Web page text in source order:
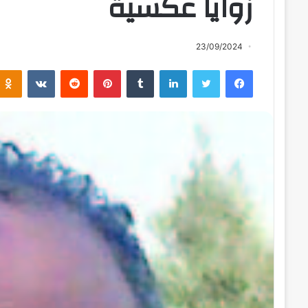
23/09/2024
فيسبوك تويتر لينكدإن ‏Tumblr بينتيريست
‏Reddit
‏VKontakte